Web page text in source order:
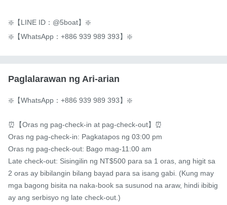
❇️【LINE ID：@5boat】❇️
❇️【WhatsApp：+886 939 989 393】❇️
Paglalarawan ng Ari-arian
❇️【WhatsApp：+886 939 989 393】❇️
⏰【Oras ng pag-check-in at pag-check-out】⏰
Oras ng pag-check-in: Pagkatapos ng 03:00 pm
Oras ng pag-check-out: Bago mag-11:00 am
Late check-out: Sisingilin ng NT$500 para sa 1 oras, ang higit sa
2 oras ay bibilangin bilang bayad para sa isang gabi. (Kung may
mga bagong bisita na naka-book sa susunod na araw, hindi ibibig
ay ang serbisyo ng late check-out.)